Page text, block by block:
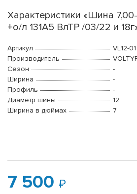
Характеристики «Шина
+о/л 131A5 ВлТР /03/22 и
Артикул
VL12-01
Производитель
Сезон
-
Ширина
-
Профиль
-
Диаметр шины
12
Ширина в дюймах
7
7 500